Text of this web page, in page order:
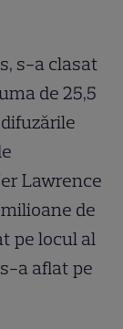
s-a clasat
de 25,5
Lawrence
de
pe locul al
a aflat pe